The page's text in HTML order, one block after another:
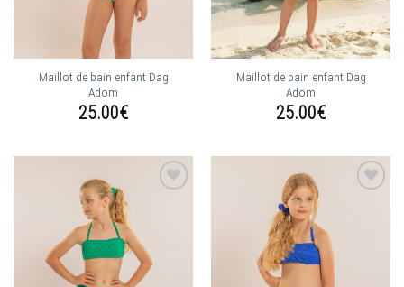
Maillot de bain enfant Dag
Adom
25.00€
Maillot de bain enfant Dag
Adom
25.00€
wishlist